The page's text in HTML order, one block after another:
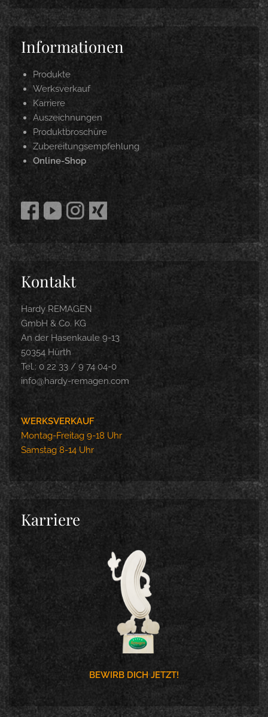
Informationen
Produkte
Werksverkauf
Karriere
Auszeichnungen
Produktbroschüre
Zubereitungsempfehlung
Online-Shop
Kontakt
Hardy REMAGEN
GmbH & Co. KG
An der Hasenkaule 9-13
50354 Hürth
Tel.: 0 22 33 / 9 74 04-0
info@hardy-remagen.com
WERKSVERKAUF
Montag-Freitag 9-18 Uhr
Samstag 8-14 Uhr
Karriere
BEWIRB DICH JETZT!